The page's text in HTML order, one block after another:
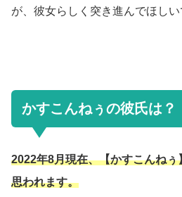
が、彼女らしく突き進んでほしい
かすこんねぅの彼氏は？
2022年8月現在、【かすこんね
思われます。